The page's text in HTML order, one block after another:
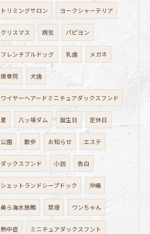
トリミングサロン ヨークシャーテリア
クリスマス 病気 パピヨン
フレンチブルドッグ 乳歯 メガネ
接骨院 犬歯
ワイヤーヘアードミニチュアダックスフンド
夏 八ッ場ダム 誕生日 定休日
公園 散歩 お知らせ エステ
ダックスフンド 小説 告白
シェットランドシープドック 沖縄
美ら海水族館 禁煙 ワンちゃん
熱中症 ミニチュアダックスフント